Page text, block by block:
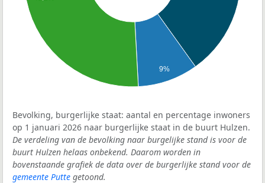
9%
Bevolking, burgerlijke staat: aantal en percentage inwoners
op 1 januari 2026 naar burgerlijke staat in de buurt Hulzen.
De verdeling van de bevolking naar burgelijke stand is voor de
buurt Hulzen helaas onbekend. Daarom worden in
bovenstaande grafiek de data over de burgerlijke stand voor de
gemeente Putte getoond.